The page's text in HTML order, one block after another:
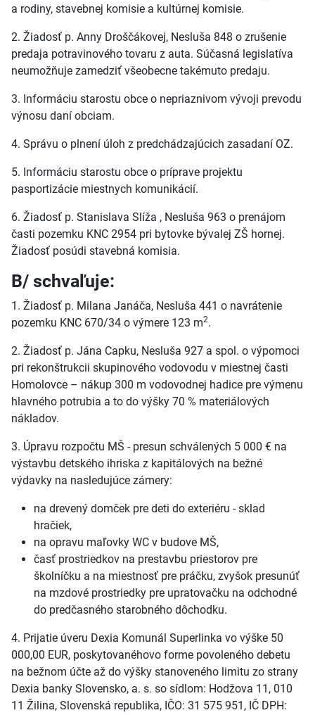
a rodiny, stavebnej komisie a kultúrnej komisie.
2. Žiadosť p. Anny Droščákovej, Nesluša 848 o zrušenie
predaja potravinového tovaru z auta. Súčasná legislatíva
neumožňuje zamedziť všeobecne takémuto predaju.
3. Informáciu starostu obce o nepriaznivom vývoji prevodu
výnosu daní obciam.
4. Správu o plnení úloh z predchádzajúcich zasadaní OZ.
5. Informáciu starostu obce o príprave projektu
pasportizácie miestnych komunikácií.
6. Žiadosť p. Stanislava Slíža , Nesluša 963 o prenájom
časti pozemku KNC 2954 pri bytovke bývalej ZŠ hornej.
Žiadosť posúdi stavebná komisia.
B/ schvaľuje:
1. Žiadosť p. Milana Janáča, Nesluša 441 o navrátenie
pozemku KNC 670/34 o výmere 123 m2.
2. Žiadosť p. Jána Capku, Nesluša 927 a spol. o výpomoci
pri rekonštrukcii skupinového vodovodu v miestnej časti
Homolovce – nákup 300 m vodovodnej hadice pre výmenu
hlavného potrubia a to do výšky 70 % materiálových
nákladov.
3. Úpravu rozpočtu MŠ - presun schválených 5 000 € na
výstavbu detského ihriska z kapitálových na bežné
výdavky na nasledujúce zámery:
na drevený domček pre deti do exteriéru - sklad
hračiek,
na opravu maľovky WC v budove MŠ,
časť prostriedkov na prestavbu priestorov pre
školníčku a na miestnosť pre práčku, zvyšok presunúť
na mzdové prostriedky pre upratovačku na odchodné
do predčasného starobného dôchodku.
4. Prijatie úveru Dexia Komunál Superlinka vo výške 50
000,00 EUR, poskytovanéhovo forme povoleného debetu
na bežnom účte až do výšky stanoveného limitu zo strany
Dexia banky Slovensko, a. s. so sídlom: Hodžova 11, 010
11 Žilina, Slovenská republika, IČO: 31 575 951, IČ DPH: